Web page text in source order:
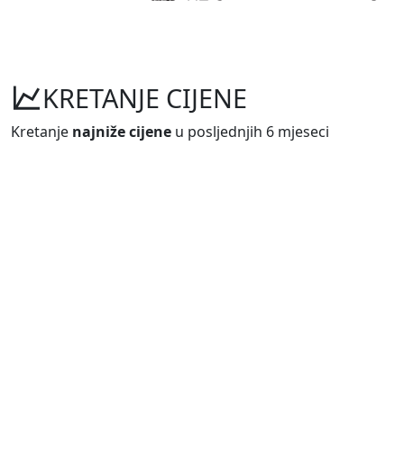
KRETANJE CIJENE
Kretanje najniže cijene u posljednjih 6 mjeseci